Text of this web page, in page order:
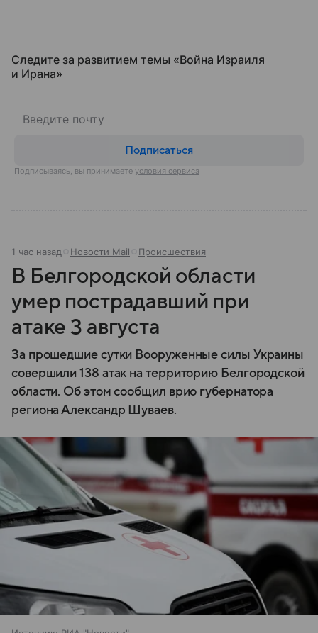
Следите за развитием темы «Война Израиля
и Ирана»
Подписаться
Подписываясь, вы принимаете условия сервиса
1 час назад Новости Mail Происшествия
В Белгородской области
умер пострадавший при
атаке 3 августа
За прошедшие сутки Вооруженные силы Украины
совершили 138 атак на территорию Белгородской
области. Об этом сообщил врио губернатора
региона Александр Шуваев.